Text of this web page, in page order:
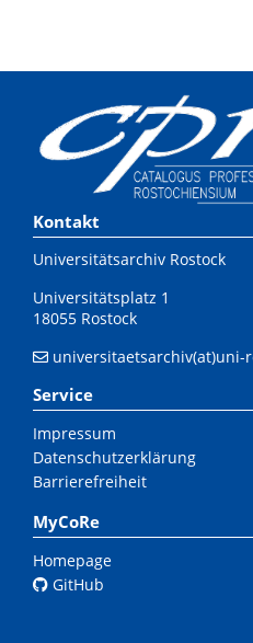
Kontakt
Universitätsarchiv Rostock
Universitätsplatz 1
18055 Rostock
universitaetsarchiv(at)uni-
Service
Impressum
Datenschutzerklärung
Barrierefreiheit
MyCoRe
Homepage
GitHub